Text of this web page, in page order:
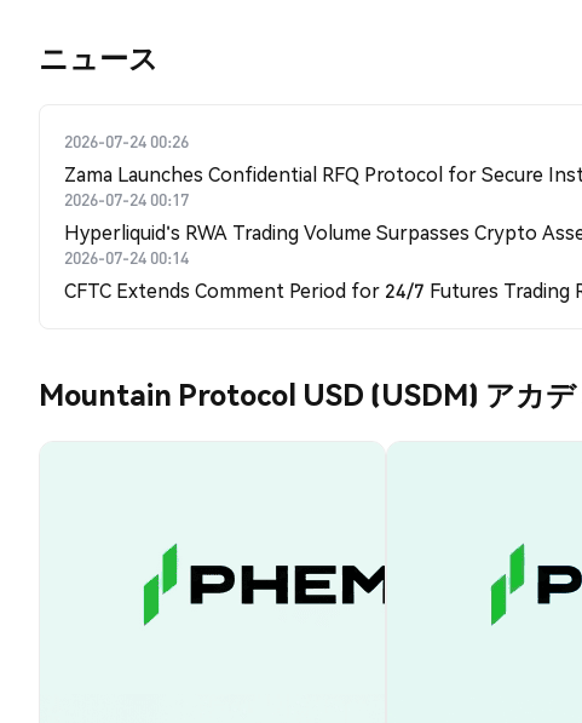
​​ニュース​​
2026-07-24 00:26
Zama Launches Confidential RFQ Protocol for Secure
2026-07-24 00:17
Hyperliquid's RWA Trading Volume Surpasses Crypto
2026-07-24 00:14
CFTC Extends Comment Period for 24/7 Futures Trading
Mountain Protocol USD (USDM) アカデ